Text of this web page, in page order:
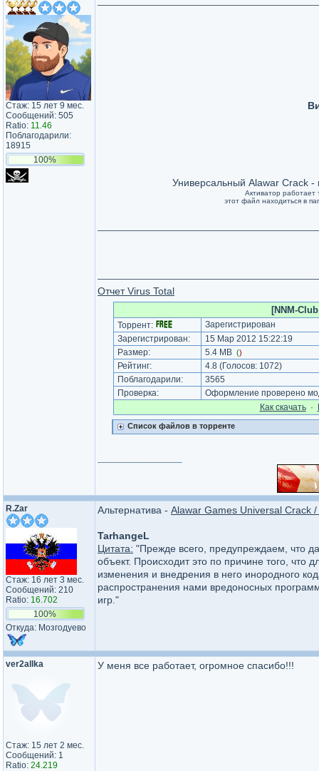
Стаж: 15 лет 9 мес.
Сообщений: 505
Ratio: 11.46
Поблагодарили:
18915
100%
Универсальный Alawar Crack -
Активатор
этот файл находиться в
Отчет Virus Total
[NNM-
Торрент:
Зарегистрирован
Зарегистрирован:
15 Мар 2012 15:22:19
Размер:
5.4 MB ()
Рейтинг: 4.8 (Голосов: 1072)
Поблагодарили:
3565
Проверка:
Оформление проверено
Как cкачать·
Список файлов в торренте
R.Zar
Стаж: 16 лет 3 мес.
Сообщений: 210
Ratio: 16.702
100%
Откуда: Мозгодуево
Альтернатива - Alawar Games Universal Crack
TarhangeL
Цитата: "Прежде всего, предупреждаем, что
объект. Происходит это по причине того, что
изменения и внедрения в него инородного
распространения нами вредоносных
игр."
ver2allka
Стаж: 15 лет 2 мес.
Сообщений: 1
Ratio: 24.219
У меня все работает, огромное спасибо!!!